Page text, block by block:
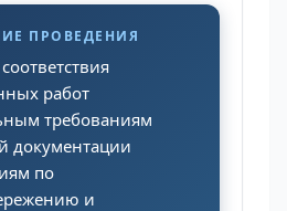
ПРОВЕДЕНИЯ
работ
требованиям
документации
по
и